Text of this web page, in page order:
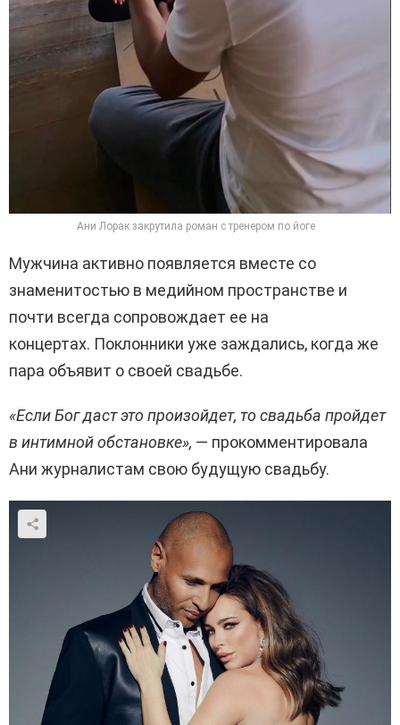
Ани Лорак закрутила роман с тренером по йоге
Мужчина активно появляется вместе со
знаменитостью в медийном пространстве и
почти всегда сопровождает ее на
концертах. Поклонники уже заждались, когда же
пара объявит о своей свадьбе.
«Если Бог даст это произойдет, то свадьба пройдет
в интимной обстановке», — прокомментировала
Ани журналистам свою будущую свадьбу.